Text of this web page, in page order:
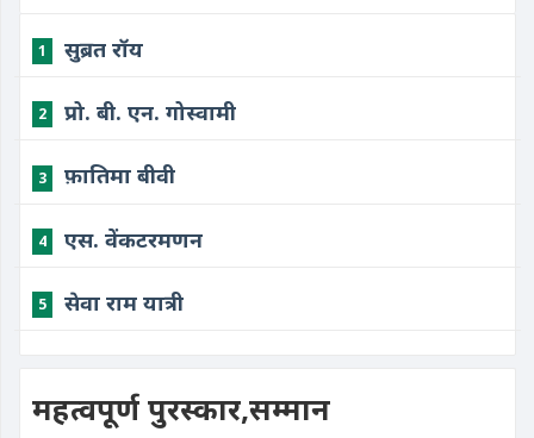
1 सुब्रत रॉय
2 प्रो. बी. एन. गोस्वामी
3 फ़ातिमा बीवी
4 एस. वेंकटरमणन
5 सेवा राम यात्री
महत्वपूर्ण पुरस्कार,सम्मान